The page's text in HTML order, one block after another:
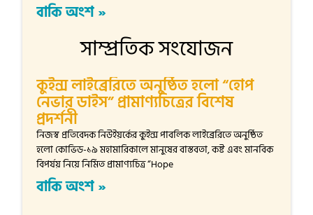
বাকি অংশ »
সাম্প্রতিক সংযোজন
কুইন্স লাইব্রেরিতে অনুষ্ঠিত হলো “হোপ
নেভার ডাইস” প্রামাণ্যচিত্রের বিশেষ
প্রদর্শনী
নিজস্ব প্রতিবেদক নিউইয়র্কের কুইন্স পাবলিক লাইব্রেরিতে অনুষ্ঠিত
হলো কোভিড-১৯ মহামারিকালে মানুষের বাস্তবতা, কষ্ট এবং মানবিক
বিপর্যয় নিয়ে নির্মিত প্রামাণ্যচিত্র “Hope
বাকি অংশ »